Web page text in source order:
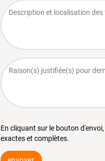
En cliquant sur le bouton
exactes et complètes.